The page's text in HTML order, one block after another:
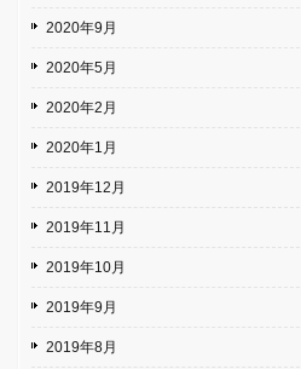
2020年9月
2020年5月
2020年2月
2020年1月
2019年12月
2019年11月
2019年10月
2019年9月
2019年8月